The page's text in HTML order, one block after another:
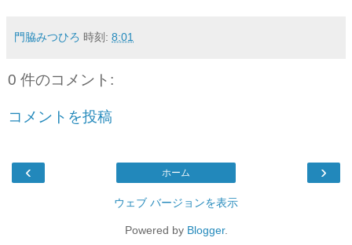
門脇みつひろ 時刻: 8:01
0 件のコメント:
コメントを投稿
‹ ›
ホーム
ウェブ バージョンを表示
Powered by Blogger.